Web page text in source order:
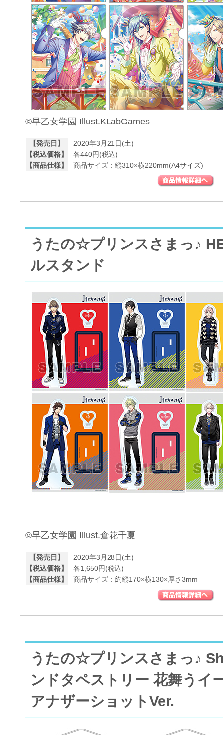
©早乙女学園 Illust.KLabGames
【発売日】
2020年3月21日(土)
【税込価格】
各440円(税込)
【商品仕様】
商品サイズ：縦310×横220mm(A4サイズ)
うたの☆プリンスさまっ♪
ルスタンド
©早乙女学園 Illust.倉花千夏
【発売日】
2020年3月28日(土)
【税込価格】
各1,650円(税込)
【商品仕様】
商品サイズ：約縦170×横130×厚さ3mm
うたの☆プリンスさまっ♪
ンドタペストリー 花舞うイ
アナザーショットVer.